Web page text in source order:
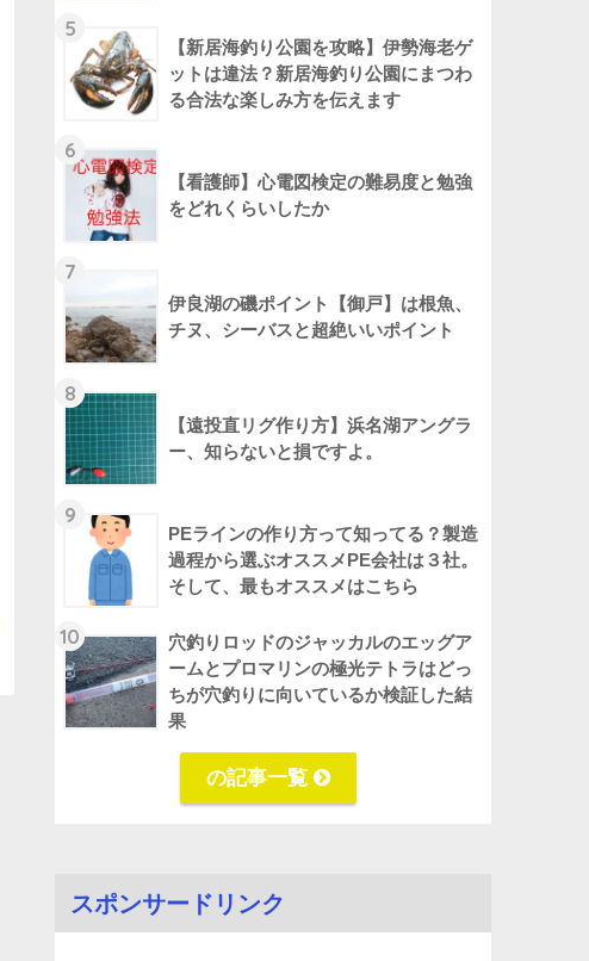
5
【新居海釣り公園を攻略】伊勢海老ゲ
ットは違法？新居海釣り公園にまつわ
る合法な楽しみ方を伝えます
6
【看護師】心電図検定の難易度と勉強
をどれくらいしたか
7
伊良湖の磯ポイント【御戸】は根魚、
チヌ、シーバスと超絶いいポイント
8
【遠投直リグ作り方】浜名湖アングラ
ー、知らないと損ですよ。
9
PEラインの作り方って知ってる？製造
過程から選ぶオススメPE会社は３社。
そして、最もオススメはこちら
10
穴釣りロッドのジャッカルのエッグア
ームとプロマリンの極光テトラはどっ
ちが穴釣りに向いているか検証した結
果
の記事一覧
スポンサードリンク